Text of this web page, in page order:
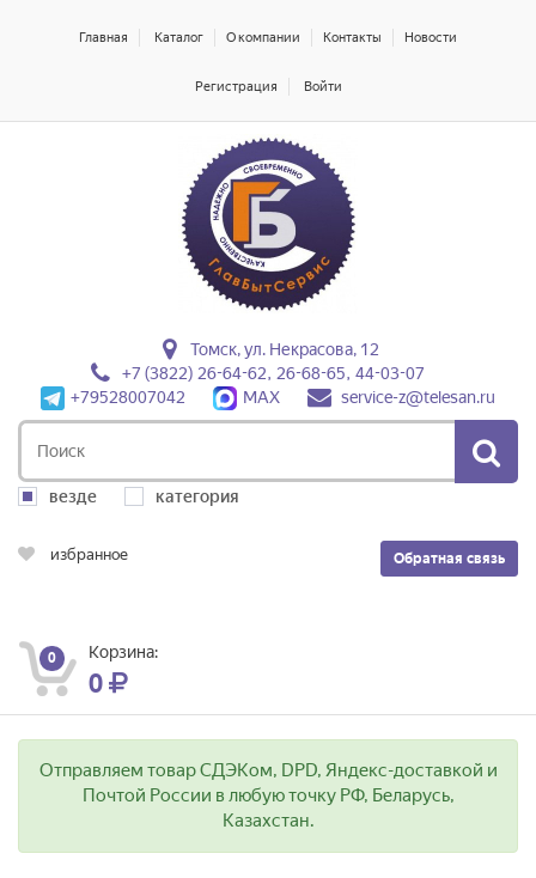
Главная Каталог О компании Контакты Новости
Регистрация Войти
Томск, ул. Некрасова, 12
+7 (3822) 26-64-62, 26-68-65, 44-03-07
+79528007042
MAX service-z@telesan.ru
везде категория
Обратная связь
избранное
0 Корзина:
0
Отправляем товар СДЭКом, DPD, Яндекс-доставкой и
Почтой России в любую точку РФ, Беларусь,
Казахстан.